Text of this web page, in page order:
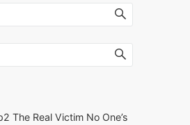
The Real Victim No One’s